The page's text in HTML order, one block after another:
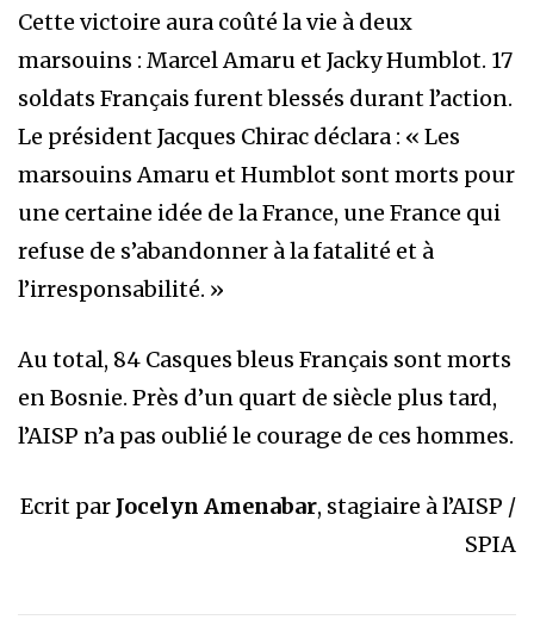
Cette victoire aura coûté la vie à deux
marsouins : Marcel Amaru et Jacky Humblot. 17
soldats Français furent blessés durant l’action.
Le président Jacques Chirac déclara : « Les
marsouins Amaru et Humblot sont morts pour
une certaine idée de la France, une France qui
refuse de s’abandonner à la fatalité et à
l’irresponsabilité. »
Au total, 84 Casques bleus Français sont morts
en Bosnie. Près d’un quart de siècle plus tard,
l’AISP n’a pas oublié le courage de ces hommes.
Ecrit par Jocelyn Amenabar, stagiaire à l’AISP /
SPIA